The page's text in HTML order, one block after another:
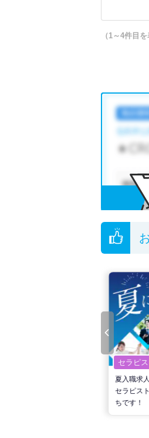
（1～4件目を
セラピス
夏入職求
セラピス
ちです！